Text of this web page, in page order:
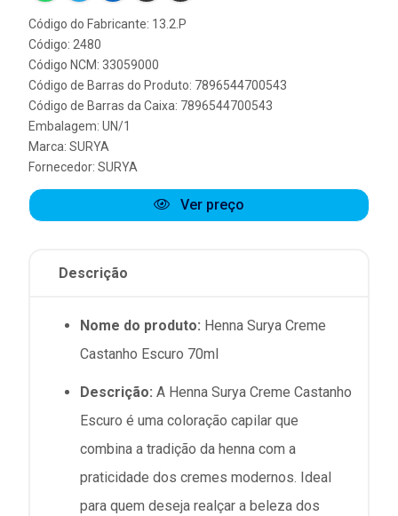
Código do Fabricante: 13.2.P
Código: 2480
Código NCM: 33059000
Código de Barras do Produto: 7896544700543
Código de Barras da Caixa: 7896544700543
Embalagem: UN/1
Marca: SURYA
Fornecedor: SURYA
Ver preço
Descrição
Nome do produto: Henna Surya Creme
Castanho Escuro 70ml
Descrição: A Henna Surya Creme Castanho
Escuro é uma coloração capilar que
combina a tradição da henna com a
praticidade dos cremes modernos. Ideal
para quem deseja realçar a beleza dos